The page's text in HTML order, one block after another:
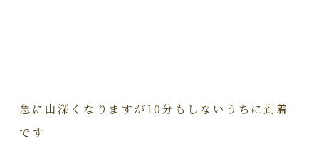
急に山深くなりますが10分もしないうちに到着
です